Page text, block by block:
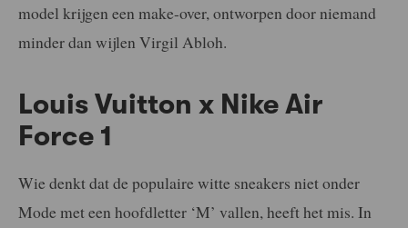
model krijgen een make-over, ontworpen door niemand
minder dan wijlen Virgil Abloh.
Louis Vuitton x Nike Air
Force 1
Wie denkt dat de populaire witte sneakers niet onder
Mode met een hoofdletter ‘M’ vallen, heeft het mis. In